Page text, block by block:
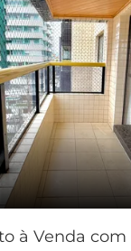
à Venda com